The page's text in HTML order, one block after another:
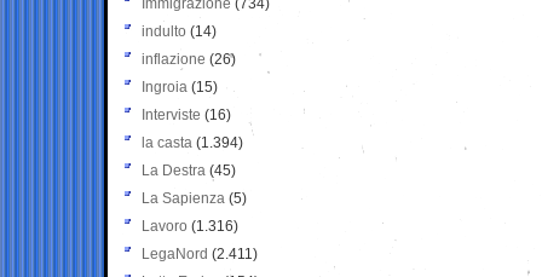
Immigrazione (734)
indulto (14)
inflazione (26)
Ingroia (15)
Interviste (16)
la casta (1.394)
La Destra (45)
La Sapienza (5)
Lavoro (1.316)
LegaNord (2.411)